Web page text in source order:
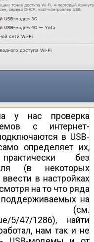
у нас проверка
с интернет-
в USB-
определяет их,
без
(в некоторых
в настройках
на то что ряда
на
(см.
5/47/1286), найти
нам так и не